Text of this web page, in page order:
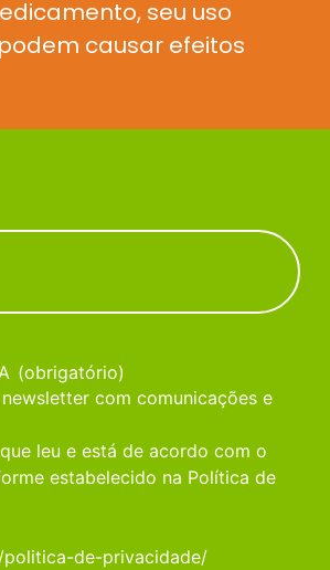
seu uso
causar efeitos
(obrigatório)
com comunicações e
leu e está de acordo com o
estabelecido na Política de
de-privacidade/